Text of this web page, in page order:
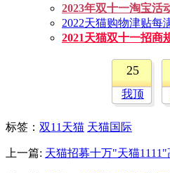
2023年双十一淘宝活
2022天猫购物津贴每
2021天猫双十一招商
25
我顶
标签 ： 双11天猫 天猫国际
上一篇: 天猫招募十万"天猫